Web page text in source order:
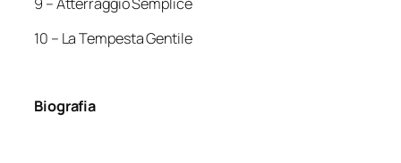
9 – Atterraggio Semplice
10 – La Tempesta Gentile
Biografia